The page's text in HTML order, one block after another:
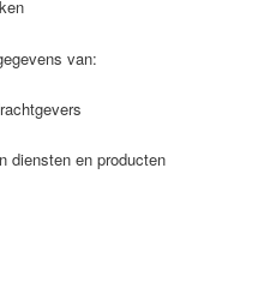
van:
diensten en producten